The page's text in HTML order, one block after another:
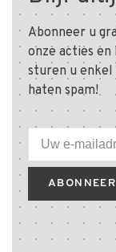
Abonneer u
onze acties en
sturen u enkel
haten spam!
ABONNEER